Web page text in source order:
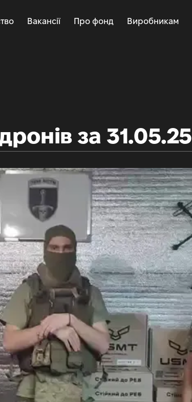
Вакансії Про фонд Виробникам
за 31.05.25